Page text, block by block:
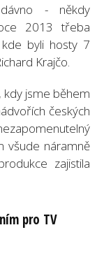
- někdy
2013 třeba
byli hosty 7
Krajčo.
kdy jsme během
českých
všude náramně
zajistila
pro TV